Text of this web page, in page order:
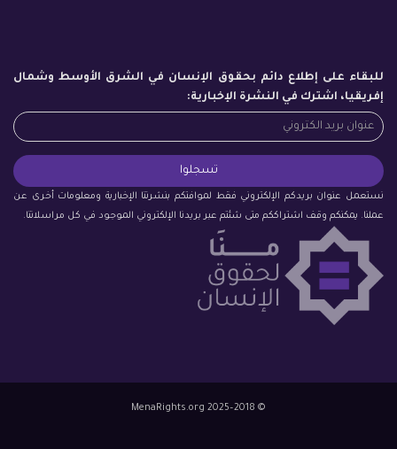
للبقاء على إطلاع دائم بحقوق الإنسان في الشرق الأوسط وشمال
إفريقيا، اشترك في النشرة الإخبارية:
نستعمل عنوان بريدكم الإلكتروني فقط لموافتكم بنشرتنا الإخبارية ومعلومات أخرى عن
عملنا. يمكنكم وقف اشتراككم متى شئتم عبر بريدنا الإلكتروني الموجود في كل مراسلاتنا.
© 2018–2025 MenaRights.org